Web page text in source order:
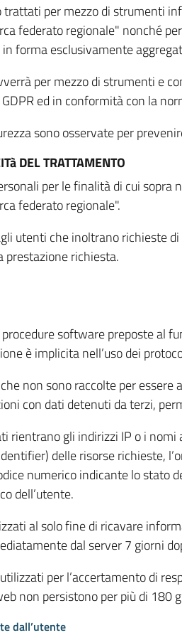
trattati per mezzo di strumenti
federato regionale" nonché
forma esclusivamente
per mezzo di strumenti e
ed in conformità con la
sono osservate per
DEL TRATTAMENTO
per le finalità di cui
federato regionale".
utenti che inoltrano richieste
prestazione richiesta.
software preposte al
è implicita nell’uso dei
non sono raccolte per
con dati detenuti da terzi,
rientrano gli indirizzi IP o i
delle risorse richieste,
numerico indicante lo stato
dell’utente.
al solo fine di ricavare
dal server 7 giorni
per l’accertamento di
non persistono per più di 180
dall’utente